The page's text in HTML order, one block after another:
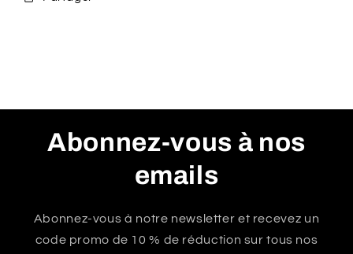
Abonnez-vous à nos
emails
Abonnez-vous à notre newsletter et recevez un
code promo de 10 % de réduction sur tous nos